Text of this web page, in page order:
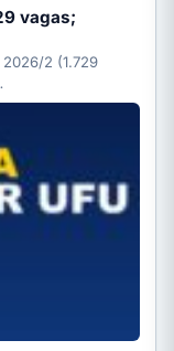
vagas;
2 (1.729